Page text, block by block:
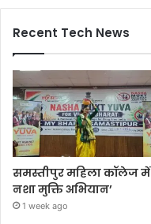
Recent Tech News
समस्तीपुर महिला कॉलेज में
नशा मुक्ति अभियान’
1 week ago